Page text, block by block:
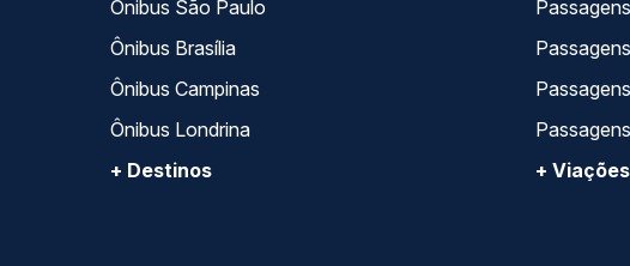
Ônibus São Paulo
Ônibus Brasília
Ônibus Campinas
Ônibus Londrina
+ Destinos
+ Viações